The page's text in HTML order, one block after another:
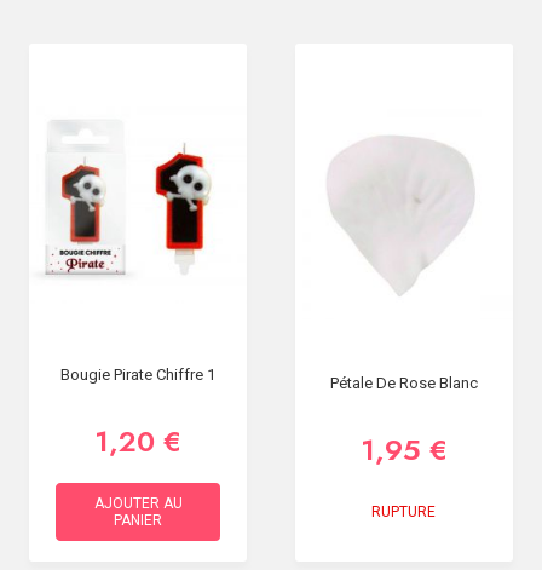
Bougie Pirate Chiffre 1
1,20 €
AJOUTER AU
PANIER
Pétale De Rose Blanc
1,95 €
RUPTURE